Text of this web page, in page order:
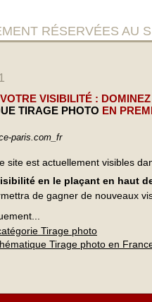
RÉSERVÉES AU
VISIBILITÉ :
TIRAGE PHOTO EN
paris.com_fr
site est actuellement visibles
en le plaçant en haut
de gagner de nouveaux
Tirage photo
Tirage photo en